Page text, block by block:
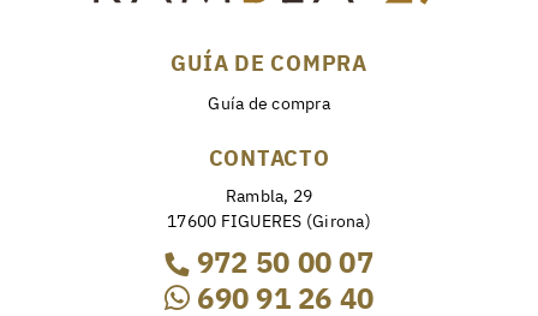
GUÍA DE COMPRA
Guía de compra
CONTACTO
Rambla, 29
17600 FIGUERES (Girona)
972 50 00 07
690 91 26 40